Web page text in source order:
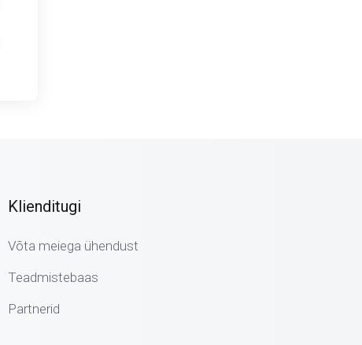
Klienditugi
Võta meiega ühendust
Teadmistebaas
Partnerid